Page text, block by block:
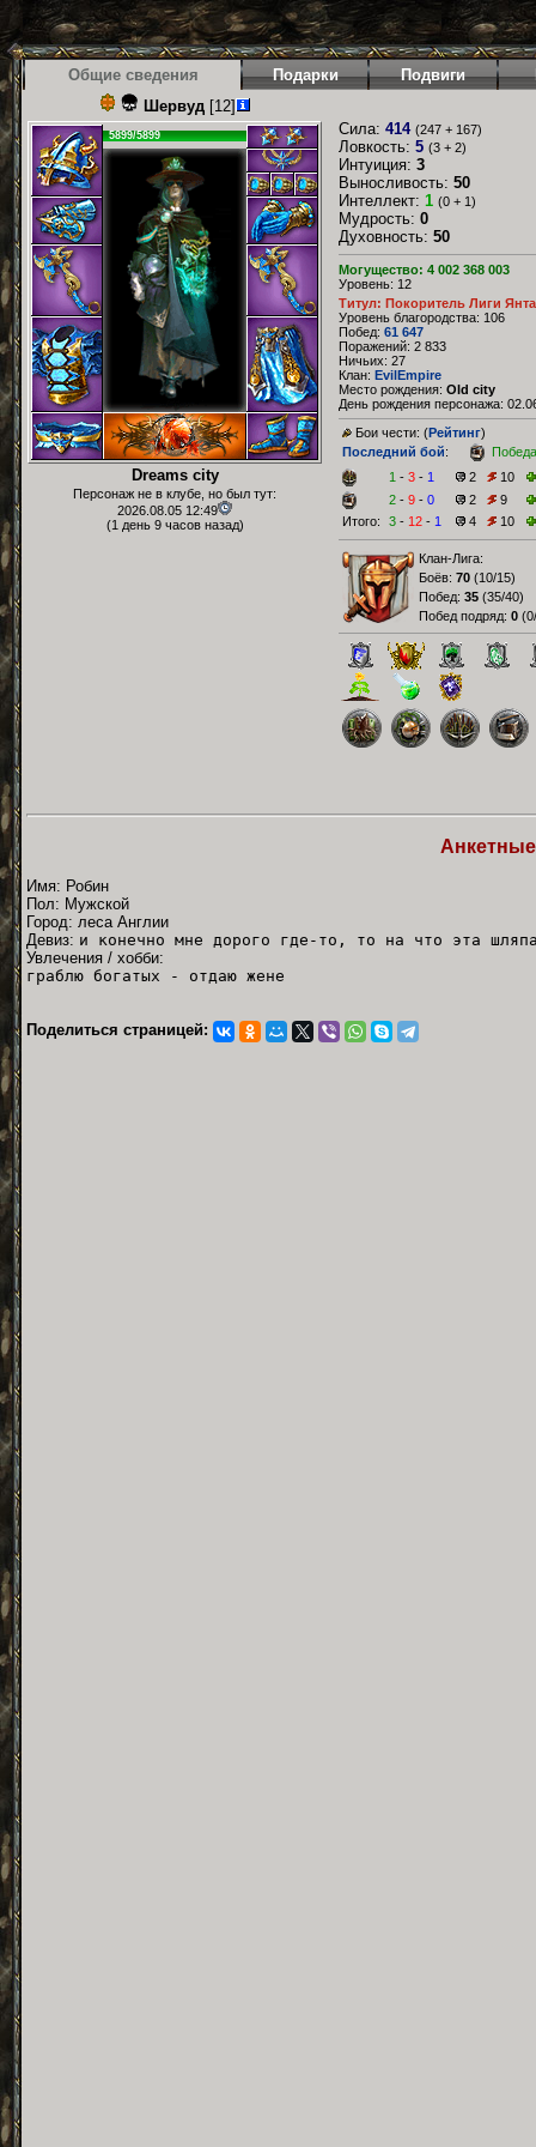
Общие сведения Подарки Подвиги
Шервуд[12]
5899/5899
Dreams city
Персонаж не в клубе, но был тут:
2026.08.05 12:49
(1 день 9 часов назад)
Сила: 414 (247 + 167)
Ловкость: 5 (3 + 2)
Интуиция: 3
Выносливость: 50
Интеллект: 1 (0 + 1)
Мудрость: 0
Духовность: 50
Могущество: 4 002 368 003
Уровень: 12
Титул: Покоритель Лиги
Уровень благородства: 106
Побед: 61 647
Поражений: 2 833
Ничьих: 27
Клан: EvilEmpire
Место рождения: Old city
День рождения персонажа:
Бои чести: (Рейтинг)
Последний бой:
Победа
1 - 3 - 1 2
10
2 - 9 - 0 2
9
Итого:
3 - 12 - 1 4 10
Клан-Лига:
Боёв: 70 (10/15)
Побед: 35 (35/40)
Побед подряд: 0 (
Имя: Робин
Пол: Мужской
Город: леса Англии
Девиз: и конечно мне дорого где-то, то на что эта
Увлечения / хобби:
граблю богатых - отдаю жене
Поделиться страницей: